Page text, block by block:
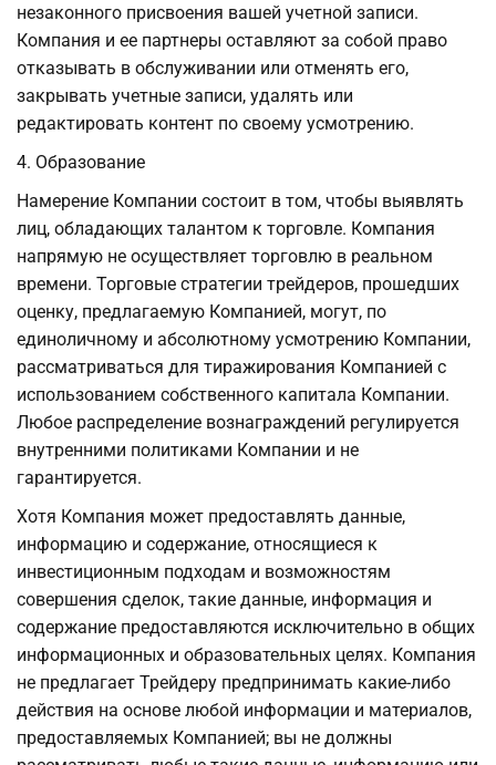
незаконного присвоения вашей учетной записи.
Компания и ее партнеры оставляют за собой право
отказывать в обслуживании или отменять его,
закрывать учетные записи, удалять или
редактировать контент по своему усмотрению.
4. Образование
Намерение Компании состоит в том, чтобы выявлять
лиц, обладающих талантом к торговле. Компания
напрямую не осуществляет торговлю в реальном
времени. Торговые стратегии трейдеров, прошедших
оценку, предлагаемую Компанией, могут, по
единоличному и абсолютному усмотрению Компании,
рассматриваться для тиражирования Компанией с
использованием собственного капитала Компании.
Любое распределение вознаграждений регулируется
внутренними политиками Компании и не
гарантируется.
Хотя Компания может предоставлять данные,
информацию и содержание, относящиеся к
инвестиционным подходам и возможностям
совершения сделок, такие данные, информация и
содержание предоставляются исключительно в общих
информационных и образовательных целях. Компания
не предлагает Трейдеру предпринимать какие-либо
действия на основе любой информации и материалов,
предоставляемых Компанией; вы не должны